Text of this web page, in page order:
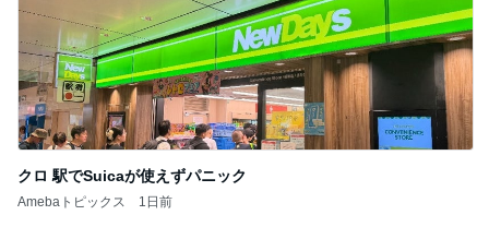
クロ 駅でSuicaが使えずパニック
Amebaトピックス 1日前